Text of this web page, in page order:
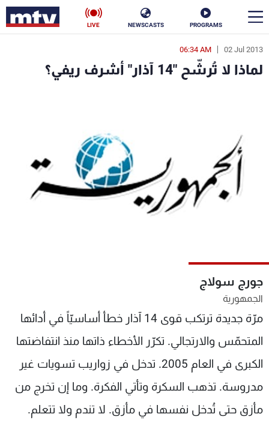
PROGRAMS
NEWSCASTS
LIVE
02 Jul 2013
06:34 AM
لماذا لا تُرشّح "14 آذار" أشرف ريفي؟
جورج سولاج
الجمهورية
مرّة جديدة ترتكب قوى 14 آذار خطأ أساسيّاً في أدائها
المتحمّس والارتجالي. تكرّر الأخطاء ذاتها منذ انتفاضتها
الكبرى في العام 2005. تدخل في زواريب تسويات غير
مدروسة. تذهب السكرة وتأتي الفكرة. وما إن تخرج من
مأزق حتى تُدخل نفسها في مأزق. لا تندم ولا تتعلم.
en
الأخبار
إقتصاد فن
منوعات رياضة
كأس العالم
جدول البرامج
شاهد البرامج
الترددات
عن MTV
لاعلاناتكم
وظائف
تواصل معنا
شروط الإسـتخدام
سياسة الخصوصية